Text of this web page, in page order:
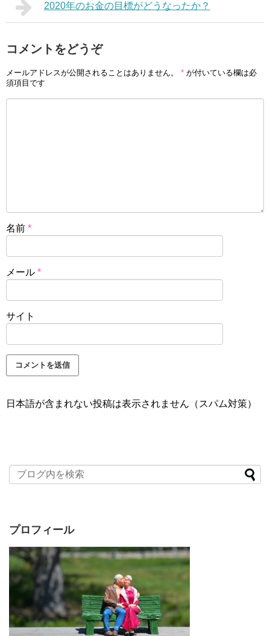
2020年のお金の目標がどうなったか？
コメントをどうぞ
メールアドレスが公開されることはありません。 * が付いている欄は必
須項目です
名前 *
メール *
サイト
日本語が含まれない投稿は表示されません（スパム対策）
プロフィール